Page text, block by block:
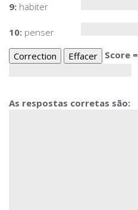
9: habiter
10: penser
Score =
As respostas corretas são: